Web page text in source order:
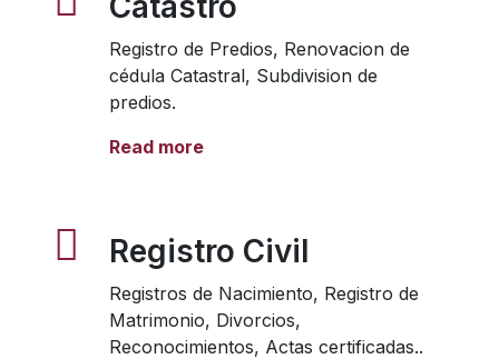
Registro de Predios, Renovacion de
cédula Catastral, Subdivision de
predios.
Read more
Registro Civil
Registros de Nacimiento, Registro de
Matrimonio, Divorcios,
Reconocimientos, Actas certificadas..